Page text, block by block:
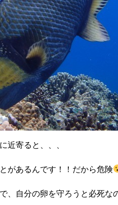
近寄ると、、、
があるんです！！だから危険
、自分の卵を守ろうと必死な